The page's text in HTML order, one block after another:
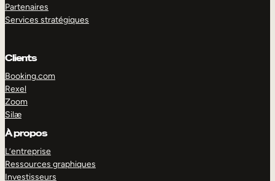
Partenaires
Services stratégiques
Clients
Booking.com
Rexel
Zoom
Silæ
À propos
L’entreprise
Ressources graphiques
Investisseurs